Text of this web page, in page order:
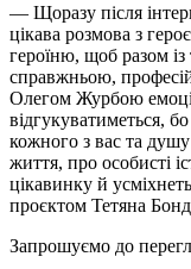
— Щоразу після
цікава розмова з
героїню, щоб разом
справжньою,
Олегом Журбою
відгукуватиметься,
кожного з вас та душу
життя, про особисті
цікавинку й
проєктом Тетяна
Запрошуємо до